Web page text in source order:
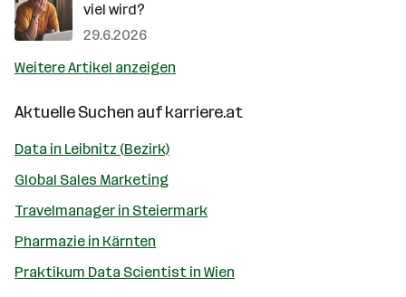
viel wird?
29.6.2026
Weitere Artikel anzeigen
Aktuelle Suchen aufkarriere.at
Data in Leibnitz (Bezirk)
Global Sales Marketing
Travelmanager in Steiermark
Pharmazie in Kärnten
Praktikum Data Scientist in Wien